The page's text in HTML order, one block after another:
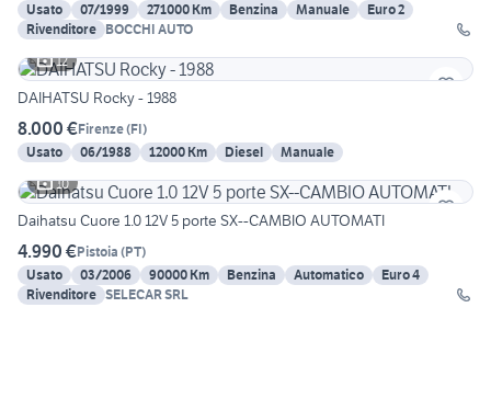
Usato
07/1999 271000 Km Benzina Manuale
Euro 2
Rivenditore BOCCHI AUTO
12
DAIHATSU Rocky - 1988
8.000 €Firenze(FI)
Usato
06/1988 12000 Km Diesel
Manuale
10
Daihatsu Cuore 1.0 12V 5 porte SX--CAMBIO AUTOMATI
4.990 €Pistoia (PT)
Usato
03/2006 90000 Km Benzina Automatico
Euro 4
Rivenditore SELECAR SRL